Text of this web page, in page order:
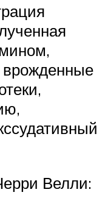
врожденные
Велли: